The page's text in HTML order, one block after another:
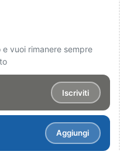
vuoi rimanere sempre
Iscriviti
Aggiungi